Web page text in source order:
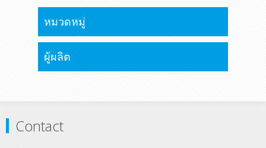
หมวดหมู่
ผู้ผลิต
Contact